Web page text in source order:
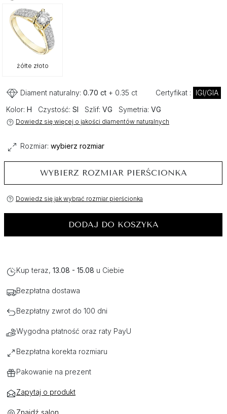
żółte złoto
Diament naturalny: 0.70 ct + 0.35 ct Certyfikat :
IGI/GIA
Kolor: H Czystość: SI Szlif: VG Symetria: VG
Dowiedz się więcej o jakości diamentów naturalnych
Rozmiar: wybierz rozmiar
WYBIERZ ROZMIAR PIERŚCIONKA
Dowiedz się jak wybrać rozmiar pierścionka
DODAJ DO KOSZYKA
Kup teraz, 13.08 - 15.08 u Ciebie
Bezpłatna dostawa
Bezpłatny zwrot do 100 dni
Wygodna płatność oraz raty PayU
Bezpłatna korekta rozmiaru
Pakowanie na prezent
Zapytaj o produkt
Znajdź salon